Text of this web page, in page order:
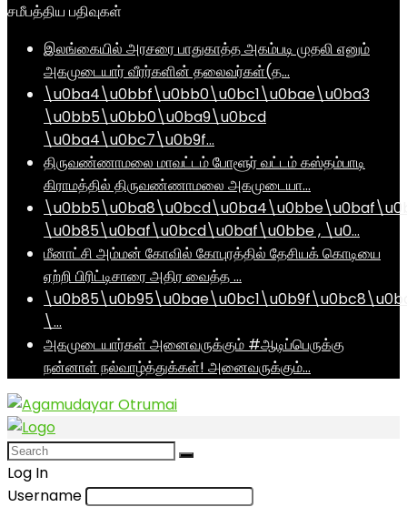
சமீபத்திய பதிவுகள்
இலங்கையில் அரசரை பாதுகாத்த அகம்படி முதலி எனும்
அகமுடையார் வீரர்களின் தலைவர்கள்(த…
\u0ba4\u0bbf\u0bb0\u0bc1\u0bae\u0ba3
\u0bb5\u0bb0\u0ba9\u0bcd
\u0ba4\u0bc7\u0b9f…
திருவண்ணாமலை மாவட்டம் போளூர் வட்டம் கஸ்தம்பாடி
கிராமத்தில் திருவண்ணாமலை அகமுடையா…
\u0b85\u0baf\u0bcd\u0baf\u0bbe , \u0…
மீனாட்சி அம்மன் கோவில் கோபுரத்தில் தேசியக் கொடியை
ஏற்றி பிரிட்டிசாரை அதிர வைத்த …
\…
அகமுடையார்கள் அனைவருக்கும் #ஆடிப்பெருக்கு
நன்னாள் நல்வாழ்த்துக்கள்! அனைவருக்கும்…
Log In
Username